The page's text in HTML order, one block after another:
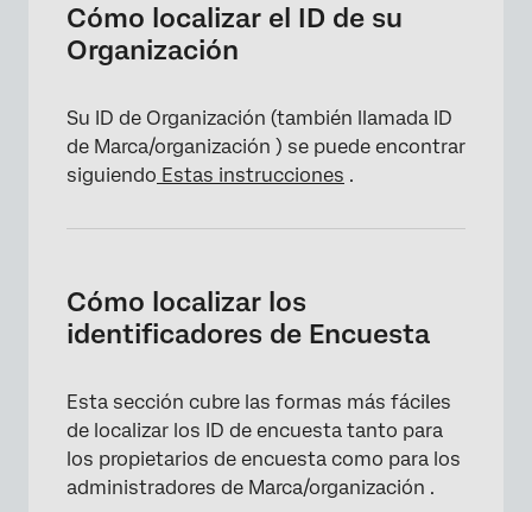
×
Cómo localizar el ID de su
Organización
Su ID de Organización (también llamada ID
de Marca/organización ) se puede encontrar
siguiendo Estas instrucciones .
Cómo localizar los
identificadores de Encuesta
Esta sección cubre las formas más fáciles
de localizar los ID de encuesta tanto para
los propietarios de encuesta como para los
administradores de Marca/organización .